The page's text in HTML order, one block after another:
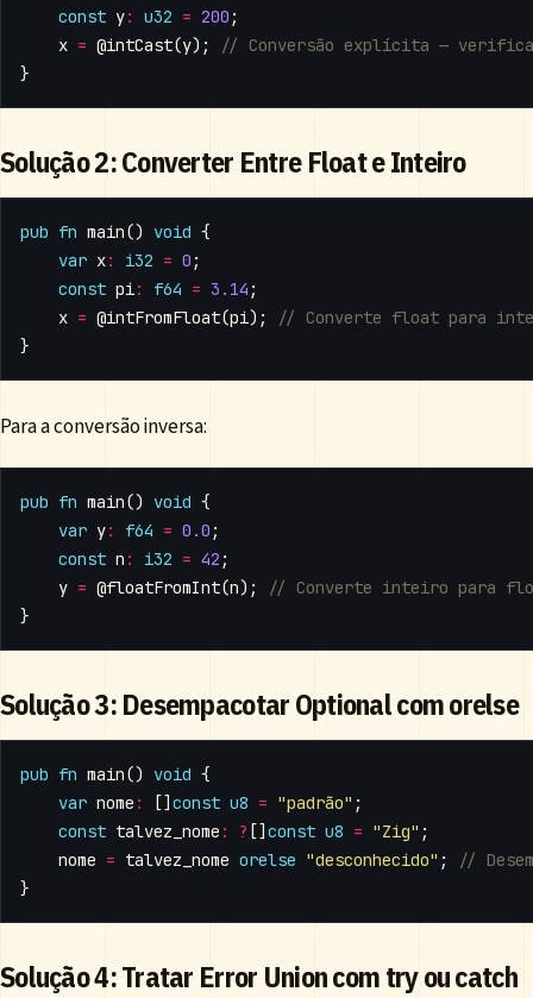
const y: u32 = 200 ;
x = @intCast(y);
}
Solução 2: Converter Entre Float e Inteiro
pub fn main() void {
var x: i32 = 0 ;
const pi: f64 = 3.14 ;
x = @intFromFloat(pi);
}
Para a conversão inversa:
pub fn main() void {
var y: f64 = 0.0 ;
const n : i32 = 42 ;
y = @floatFromInt(n);
}
Solução 3: Desempacotar Optional com orelse
pub fn main() void {
var nome : [] const u8 = "padrão" ;
const talvez_nome : ? [] const u8 = "Zig" ;
nome = talvez_nome orelse "desconhecido" ;
}
Solução 4: Tratar Error Union com try ou catch